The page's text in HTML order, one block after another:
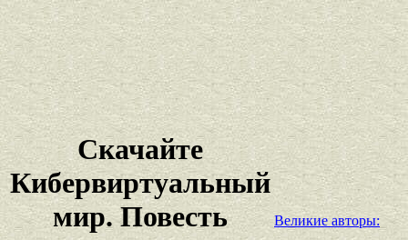
Скачайте
Кибервиртуальный
мир. Повесть
Великие авторы: